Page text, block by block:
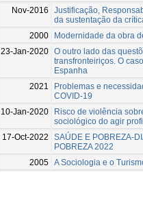
Nov-2016
Justificação,
da sustentação da
2000
Modernidade da obra
23-Jan-2020 O outro lado das
transfronteiriços. O
Espanha
2021
Problemas e
COVID-19
10-Jan-2020
Risco de violência
sociológico do agir
17-Oct-2022
SAÚDE E POBREZA-
POBREZA 2022
2005 A Sociologia e o